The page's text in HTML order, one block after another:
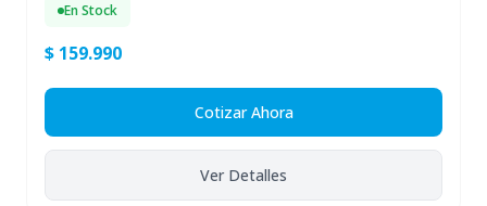
En Stock
$ 159.990
Cotizar Ahora
Ver Detalles